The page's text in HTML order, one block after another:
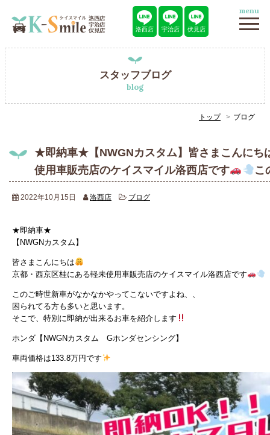
洛西店 宇治店 伏見店
menu
スタッフブログ
blog
トップ ブログ
★即納車★【NWGNカスタム】皆さまこんにち
使用車販売店のケイスマイル洛西店です
こ
2022年10月15日 洛西店 ブログ
★即納車★
【NWGNカスタム】
皆さまこんにちは
京都・西京区桂にある軽未使用車販売店のケイスマイル洛西店です
このご時世新車がなかなかやってこないですよね、、
困られてる方も多いと思います。
そこで、特別に即納が出来るお車を紹介します
ホンダ【NWGNカスタム Gホンダセンシング】
車両価格は133.8万円です